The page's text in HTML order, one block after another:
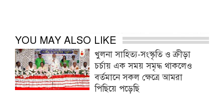
YOU MAY ALSO LIKE
খুলনা সাহিত্য-সংস্কৃতি ও ক্রীড়া
চর্চায় এক সময় সমৃদ্ধ থাকলেও
বর্তমানে সকল ক্ষেত্রে আমরা
পিছিয়ে পড়েছি